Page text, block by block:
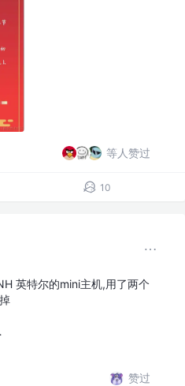
等人赞过
10
英特尔的mini主机,用了两个
赞过